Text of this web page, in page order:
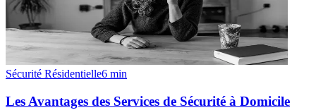
Sécurité Résidentielle6 min
Les Avantages des Services de Sécurité à Domicile